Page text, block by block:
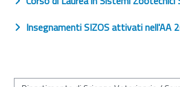
Insegnamenti SIZOS attivati nell'AA